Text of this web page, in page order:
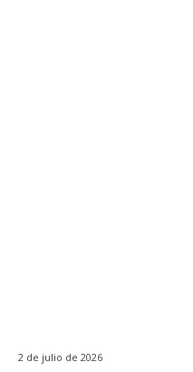
2 de julio de 2026